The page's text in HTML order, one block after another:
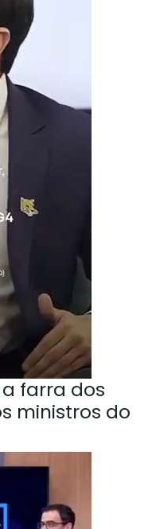
farra dos
ministros do